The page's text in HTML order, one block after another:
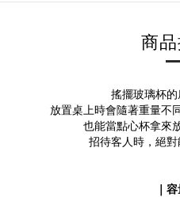
商
搖擺玻璃杯
放置桌上時會隨著重量不
也能當點心杯拿來
招待客人時，絕
｜